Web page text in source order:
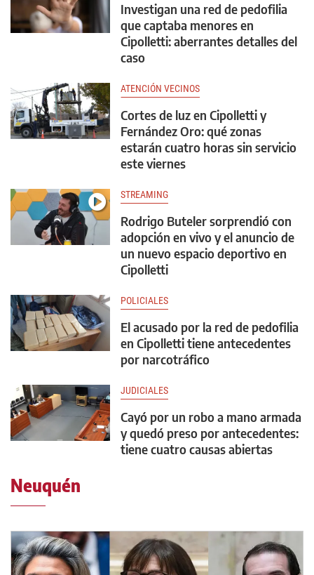
Investigan una red de pedofilia
que captaba menores en
Cipolletti: aberrantes detalles del
caso
ATENCIÓN VECINOS
Cortes de luz en Cipolletti y
Fernández Oro: qué zonas
estarán cuatro horas sin servicio
este viernes
STREAMING
Rodrigo Buteler sorprendió con
adopción en vivo y el anuncio de
un nuevo espacio deportivo en
Cipolletti
POLICIALES
El acusado por la red de pedofilia
en Cipolletti tiene antecedentes
por narcotráfico
JUDICIALES
Cayó por un robo a mano armada
y quedó preso por antecedentes:
tiene cuatro causas abiertas
Neuquén